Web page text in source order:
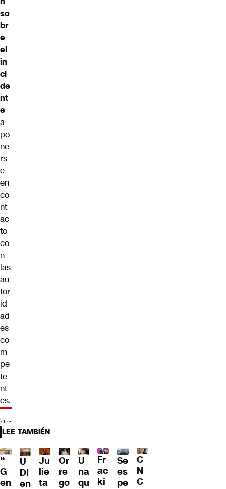
so
br
e
el
in
ci
de
nt
e
a
po
ne
rs
e
en
co
nt
ac
to
co
n
las
au
tor
id
ad
es
co
m
pe
te
nt
es.
LEE TAMBIÉN
“
G
en
U
DI
en
Ju
lie
ta
Or
re
go
U
na
qu
Fr
ac
ki
Se
es
pe
C
N
C